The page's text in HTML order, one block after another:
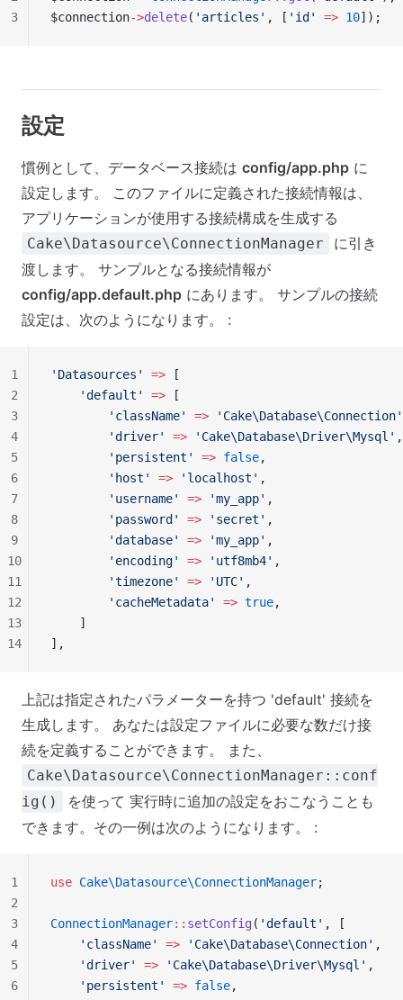
$connection->delete( 'articles' , [ 'id' => 10]);
3
設定
慣例として、データベース接続は config/app.php に
設定します。 このファイルに定義された接続情報は、
アプリケーションが使用する接続構成を生成する
Cake\Datasource\ConnectionManager
に引き
渡します。 サンプルとなる接続情報が
config/app.default.php にあります。 サンプルの接続
設定は、次のようになります。 :
'Datasources' => [
    'default'
=> [
        'className'
=> 'Cake\Database\Connection'
        'driver'
=> 'Cake\Database\Driver\Mysql' ,
        'persistent'
=> false,
        'host'
=> 'localhost' ,
        'username'
=> 'my_app' ,
        'password'
=> 'secret' ,
        'database'
=> 'my_app' ,
        'encoding'
=> 'utf8mb4' ,
        'timezone'
=> 'UTC' ,
        'cacheMetadata'
=> true,
    ]
],
1
2
3
4
5
6
7
8
9
10
11
12
13
14
上記は指定されたパラメーターを持つ 'default' 接続を
生成します。 あなたは設定ファイルに必要な数だけ接
続を定義することができます。 また、
Cake\Datasource\ConnectionManager::conf
ig()
を使って 実行時に追加の設定をおこなうことも
できます。その一例は次のようになります。 :
use Cake\Datasource\ConnectionManager;
ConnectionManager:: setConfig ( 'default' , [
    'className'
=> 'Cake\Database\Connection' ,
    'driver'
=> 'Cake\Database\Driver\Mysql' ,
    'persistent'
=> false,
1
2
3
4
5
6